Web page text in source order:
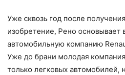
Уже сквозь год после
изобретение, Рено основывает
автомобильную компанию
Уже до брани молодая
только легковых автомобилей,